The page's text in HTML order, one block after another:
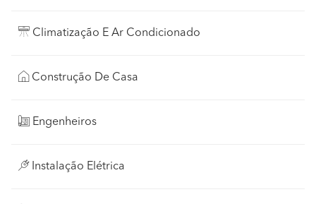
Climatização E Ar Condicionado
Construção De Casa
Engenheiros
Instalação Elétrica